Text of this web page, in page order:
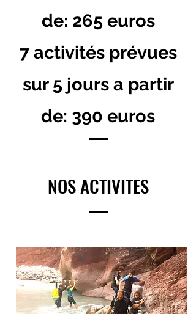
de: 265 euros
7 activités prévues
sur 5 jours a partir
de: 390 euros
NOS ACTIVITES